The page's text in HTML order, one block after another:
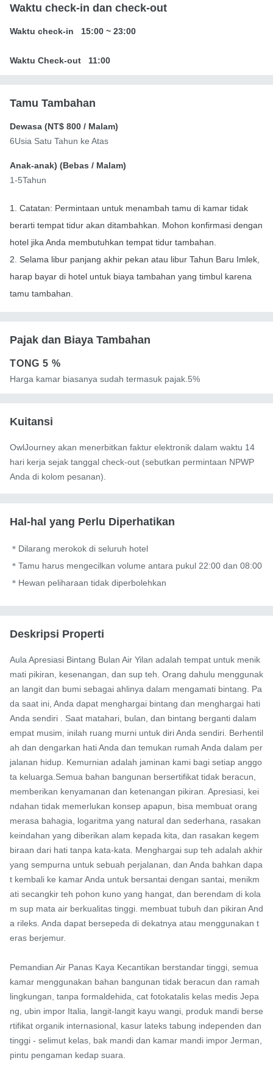
Waktu check-in dan check-out
Waktu check-in 15:00 ~ 23:00
Waktu Check-out 11:00
Tamu Tambahan
Dewasa (NT$ 800 / Malam)
6Usia Satu Tahun ke Atas
Anak-anak) (Bebas / Malam)
1-5Tahun
1. Catatan: Permintaan untuk menambah tamu di kamar tidak
berarti tempat tidur akan ditambahkan. Mohon konfirmasi dengan
hotel jika Anda membutuhkan tempat tidur tambahan.
2. Selama libur panjang akhir pekan atau libur Tahun Baru Imlek,
harap bayar di hotel untuk biaya tambahan yang timbul karena
tamu tambahan.
Pajak dan Biaya Tambahan
TONG 5 %
Harga kamar biasanya sudah termasuk pajak.5%
Kuitansi
OwlJourney akan menerbitkan faktur elektronik dalam waktu 14
hari kerja sejak tanggal check-out (sebutkan permintaan NPWP
Anda di kolom pesanan).
Hal-hal yang Perlu Diperhatikan
＊Dilarang merokok di seluruh hotel
＊Tamu harus mengecilkan volume antara pukul 22:00 dan 08:00
＊Hewan peliharaan tidak diperbolehkan
Deskripsi Properti
Aula Apresiasi Bintang Bulan Air Yilan adalah tempat untuk menik
mati pikiran, kesenangan, dan sup teh. Orang dahulu menggunak
an langit dan bumi sebagai ahlinya dalam mengamati bintang. Pa
da saat ini, Anda dapat menghargai bintang dan menghargai hati
Anda sendiri . Saat matahari, bulan, dan bintang berganti dalam
empat musim, inilah ruang murni untuk diri Anda sendiri. Berhentil
ah dan dengarkan hati Anda dan temukan rumah Anda dalam per
jalanan hidup. Kemurnian adalah jaminan kami bagi setiap anggo
ta keluarga.Semua bahan bangunan bersertifikat tidak beracun,
memberikan kenyamanan dan ketenangan pikiran. Apresiasi, kei
ndahan tidak memerlukan konsep apapun, bisa membuat orang
merasa bahagia, logaritma yang natural dan sederhana, rasakan
keindahan yang diberikan alam kepada kita, dan rasakan kegem
biraan dari hati tanpa kata-kata. Menghargai sup teh adalah akhir
yang sempurna untuk sebuah perjalanan, dan Anda bahkan dapa
t kembali ke kamar Anda untuk bersantai dengan santai, menikm
ati secangkir teh pohon kuno yang hangat, dan berendam di kola
m sup mata air berkualitas tinggi. membuat tubuh dan pikiran And
a rileks. Anda dapat bersepeda di dekatnya atau menggunakan t
eras berjemur.
Pemandian Air Panas Kaya Kecantikan berstandar tinggi, semua
kamar menggunakan bahan bangunan tidak beracun dan ramah
lingkungan, tanpa formaldehida, cat fotokatalis kelas medis Jepa
ng, ubin impor Italia, langit-langit kayu wangi, produk mandi berse
rtifikat organik internasional, kasur lateks tabung independen dan
tinggi - selimut kelas, bak mandi dan kamar mandi impor Jerman,
pintu pengaman kedap suara.